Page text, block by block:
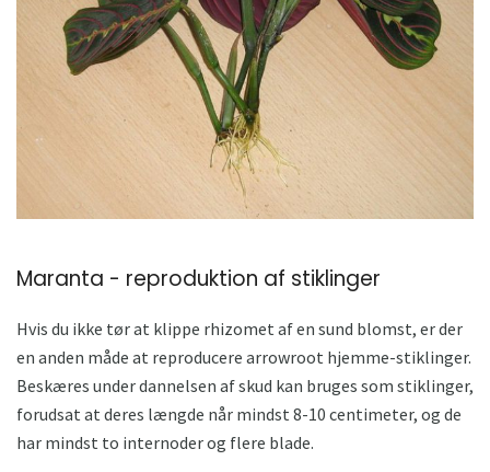
Maranta - reproduktion af stiklinger
Hvis du ikke tør at klippe rhizomet af en sund blomst, er der
en anden måde at reproducere arrowroot hjemme-stiklinger.
Beskæres under dannelsen af ​​skud kan bruges som stiklinger,
forudsat at deres længde når mindst 8-10 centimeter, og de
har mindst to internoder og flere blade.